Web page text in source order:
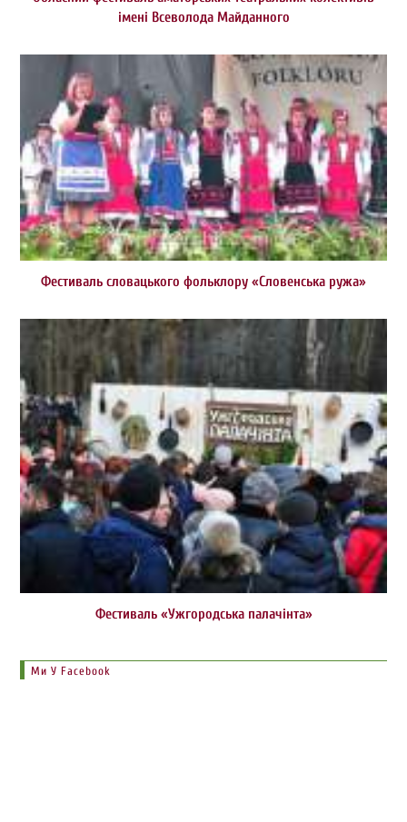
імені Всеволода Майданного
Фестиваль словацького фольклору «Словенська ружа»
Фестиваль «Ужгородська палачінта»
Ми У Facebook